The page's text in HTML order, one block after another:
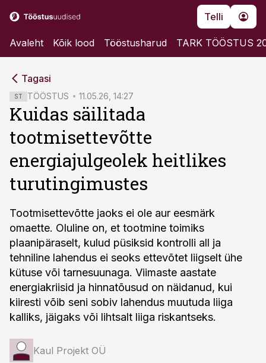
Telli
Avaleht Kõik lood Tööstusharud TARK TÖÖSTUS
Tagasi
ST TÖÖSTUS 11.05.26, 14:27
Kuidas säilitada
tootmisettevõtte
energiajulgeolek heitlikes
turutingimustes
Tootmisettevõtte jaoks ei ole aur eesmärk
omaette. Oluline on, et tootmine toimiks
plaanipäraselt, kulud püsiksid kontrolli all ja
tehniline lahendus ei seoks ettevõtet liigselt ühe
kütuse või tarnesuunaga. Viimaste aastate
energiakriisid ja hinnatõusud on näidanud, kui
kiiresti võib seni sobiv lahendus muutuda liiga
kalliks, jäigaks või lihtsalt liiga riskantseks.
Kaul Projekt OÜ